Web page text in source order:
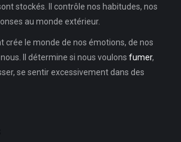
stockés. Il contrôle nos habitudes, nos
au monde extérieur.
crée le monde de nos émotions, de nos
Il détermine si nous voulons fumer,
se sentir excessivement dans des